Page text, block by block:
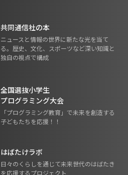
共同通信社の本
ニュースと情報の世界に新たな光を当て
る。歴史、文化、スポーツなど深い知識と
独自の視点で構成
全国選抜小学生
プログラミング大会
「プログラミング教育」で未来を創造する
子どもたちを応援！！
はばたけラボ
日々のくらしを通じて未来世代のはばたき
を応援するプロジェクト